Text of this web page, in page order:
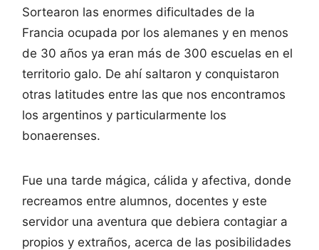
Sortearon las enormes dificultades de la
Francia ocupada por los alemanes y en menos
de 30 años ya eran más de 300 escuelas en el
territorio galo. De ahí saltaron y conquistaron
otras latitudes entre las que nos encontramos
los argentinos y particularmente los
bonaerenses.
Fue una tarde mágica, cálida y afectiva, donde
recreamos entre alumnos, docentes y este
servidor una aventura que debiera contagiar a
propios y extraños, acerca de las posibilidades